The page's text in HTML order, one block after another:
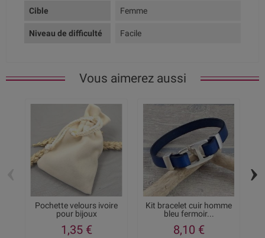
Cible Femme
Niveau de difficulté Facile
Vous aimerez aussi
Pochette velours ivoire
pour bijoux
1,35 €
Kit bracelet cuir homme
bleu fermoir...
8,10 €
›